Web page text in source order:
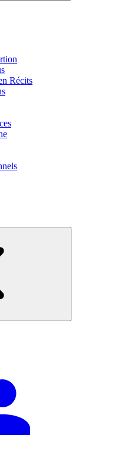
Récits